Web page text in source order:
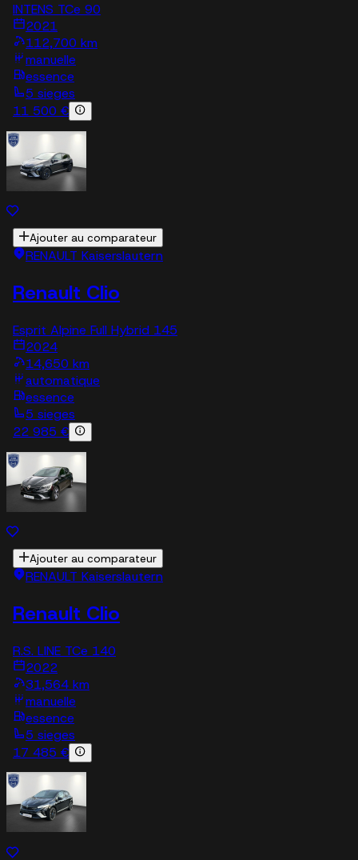
INTENS TCe 90
2021
112,700 km
manuelle
essence
5 sieges
11 500 €
Ajouter au comparateur
RENAULT Kaiserslautern
Renault Clio
Esprit Alpine Full Hybrid 145
2024
14,650 km
automatique
essence
5 sieges
22 985 €
Ajouter au comparateur
RENAULT Kaiserslautern
Renault Clio
R.S. LINE TCe 140
2022
31,564 km
manuelle
essence
5 sieges
17 485 €